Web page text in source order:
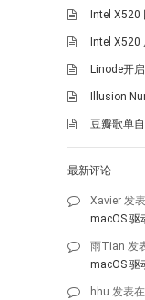
Intel
Intel X520
Linode开
Illusion
豆瓣歌单
最新评论
Xavier 发
macOS 驱
雨Tian 发
macOS 驱
hhu 发表